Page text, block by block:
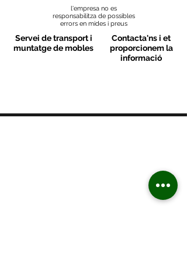
l'empresa no es
responsabilitza de possibles
errors en mides i preus
Servei de transport i
muntatge de mobles
Contacta'ns i et
proporcionem la
informació